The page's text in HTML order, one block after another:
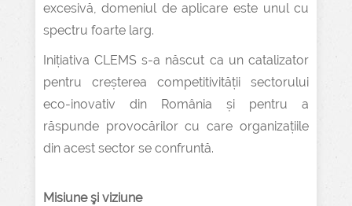
excesivă, domeniul de aplicare este unul cu
spectru foarte larg.
Inițiativa CLEMS s-a născut ca un catalizator
pentru creșterea competitivității sectorului
eco-inovativ din România și pentru a
răspunde provocărilor cu care organizațiile
din acest sector se confruntă.
Misiune şi viziune